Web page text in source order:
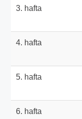
3. hafta
4. hafta
5. hafta
6. hafta